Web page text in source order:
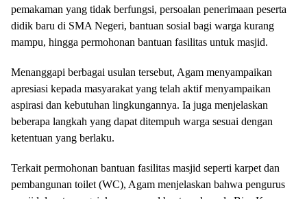
pemakaman yang tidak berfungsi, persoalan penerimaan peserta
didik baru di SMA Negeri, bantuan sosial bagi warga kurang
mampu, hingga permohonan bantuan fasilitas untuk masjid.
Menanggapi berbagai usulan tersebut, Agam menyampaikan
apresiasi kepada masyarakat yang telah aktif menyampaikan
aspirasi dan kebutuhan lingkungannya. Ia juga menjelaskan
beberapa langkah yang dapat ditempuh warga sesuai dengan
ketentuan yang berlaku.
Terkait permohonan bantuan fasilitas masjid seperti karpet dan
pembangunan toilet (WC), Agam menjelaskan bahwa pengurus